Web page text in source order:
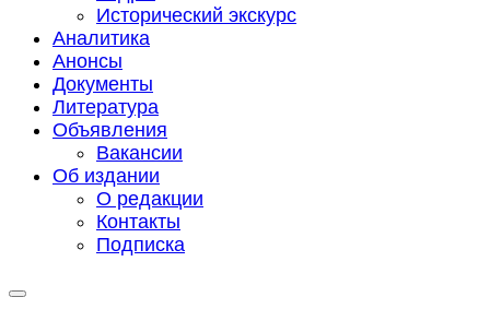
Исторический экскурс
Аналитика
Анонсы
Документы
Литература
Объявления
Вакансии
Об издании
О редакции
Контакты
Подписка